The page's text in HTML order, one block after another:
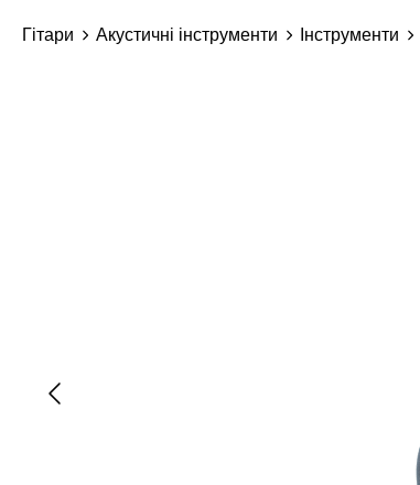
Гітари Акустичні інструменти Інструменти